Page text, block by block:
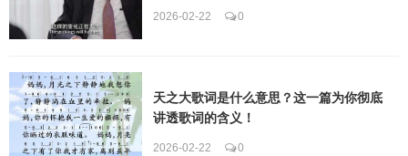
2026-02-22 0
天之大歌词是什么意思？这一篇为你彻底
讲透歌词的含义！
2026-02-22 0